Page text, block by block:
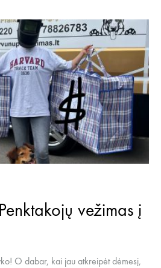
vežimas į
O dabar, kai jau atkreipėt dėmesį,